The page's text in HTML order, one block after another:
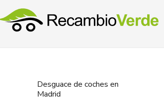
Desguace de coches en
Madrid